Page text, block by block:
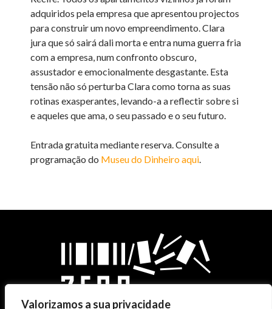
Valorizamos a sua privacidade
adquiridos pela empresa que apresentou projectos
para construir um novo empreendimento. Clara
jura que só sairá dali morta e entra numa guerra fria
com a empresa, num confronto obscuro,
assustador e emocionalmente desgastante. Esta
tensão não só perturba Clara como torna as suas
rotinas exasperantes, levando-a a reflectir sobre si
e aqueles que ama, o seu passado e o seu futuro.
Entrada gratuita mediante reserva. Consulte a
programação do Museu do Dinheiroaqui.